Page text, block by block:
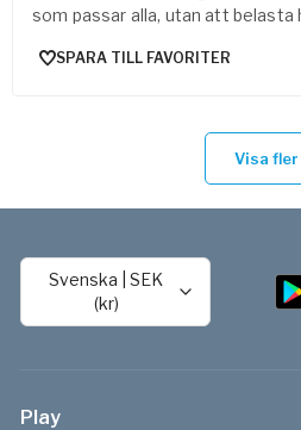
som passar alla, utan att belasta
SPARA TILL FAVORITER
Visa fler
Svenska |SEK
(kr)
Play